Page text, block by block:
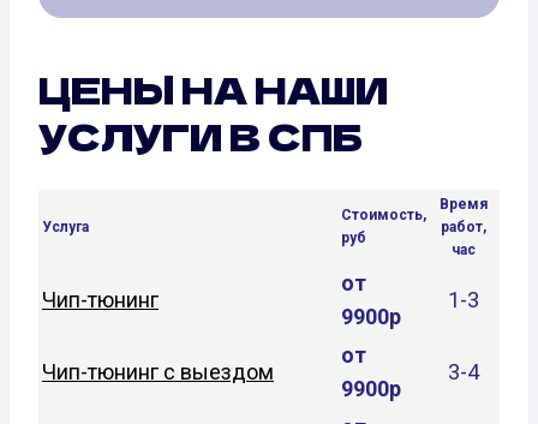
ЦЕНЫ НА НАШИ
УСЛУГИ В СПБ
Услуга
Стоимость,
руб
Время
работ,
час
Чип-тюнинг
от
9900р
1-3
Чип-тюнинг с выездом
от
9900р
3-4